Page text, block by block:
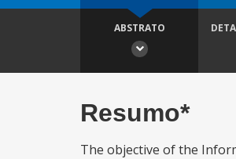
ABSTRATO
Resumo*
The objective of the